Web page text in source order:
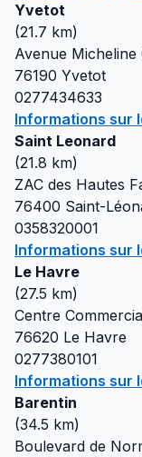
Yvetot
(21.7 km)
Avenue Micheline
76190 Yvetot
0277434633
Informations sur
Saint Leonard
(21.8 km)
ZAC des Hautes
76400 Saint-
0358320001
Informations sur
Le Havre
(27.5 km)
Centre
76620 Le Havre
0277380101
Informations sur
Barentin
(34.5 km)
Boulevard de